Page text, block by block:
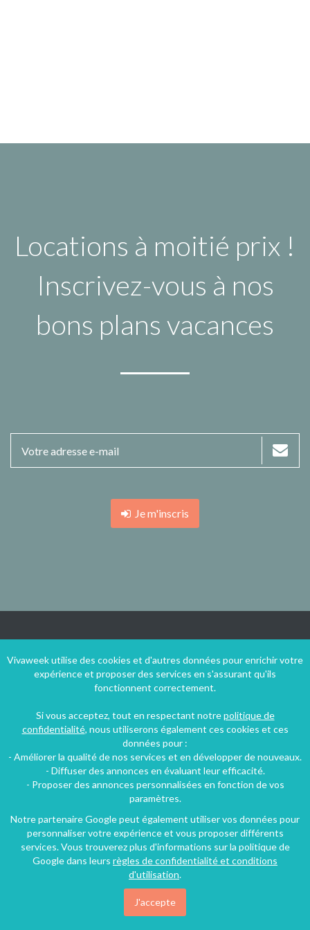
Locations à moitié prix !
Inscrivez-vous à nos
bons plans vacances
Je m'inscris
Vivaweek utilise des cookies et d'autres données pour enrichir votre
expérience et proposer des services en s'assurant qu'ils
fonctionnent correctement.
Si vous acceptez, tout en respectant notrepolitique de
confidentialité, nous utiliserons également ces cookies et ces
données pour :
- Améliorer la qualité de nos services et en développer de nouveaux.
- Diffuser des annonces en évaluant leur efficacité.
- Proposer des annonces personnalisées en fonction de vos
paramètres.
Notre partenaire Google peut également utiliser vos données pour
personnaliser votre expérience et vous proposer différents
services. Vous trouverez plus d'informations sur la politique de
Google dans leurs règles de confidentialité et conditions
d'utilisation.
J'accepte
Accueil
Louez votre logement
Aide et contact
Plan du site
Blog
Suivez-nous !